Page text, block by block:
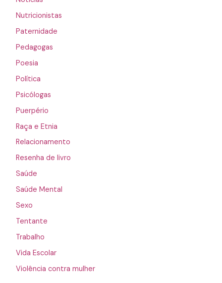
Nutricionistas
Paternidade
Pedagogas
Poesia
Política
Psicólogas
Puerpério
Raça e Etnia
Relacionamento
Resenha de livro
Saúde
Saúde Mental
Sexo
Tentante
Trabalho
Vida Escolar
Violência contra mulher